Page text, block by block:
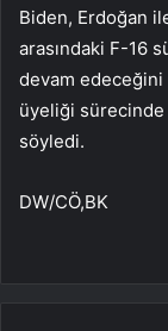
Biden, Erdoğan
arasındaki F-16
devam edeceğini
üyeliği
söyledi.
DW/CÖ,BK